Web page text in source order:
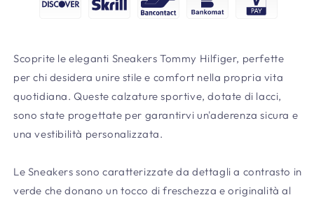
Scoprite le eleganti Sneakers Tommy Hilfiger, perfette
per chi desidera unire stile e comfort nella propria vita
quotidiana. Queste calzature sportive, dotate di lacci,
sono state progettate per garantirvi un'aderenza sicura e
una vestibilità personalizzata.
Le Sneakers sono caratterizzate da dettagli a contrasto in
verde che donano un tocco di freschezza e originalità al